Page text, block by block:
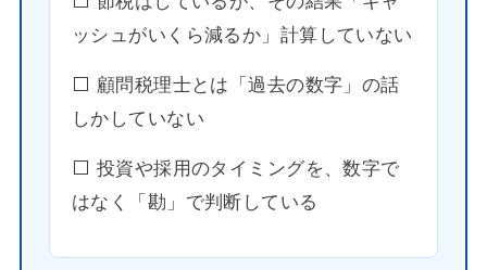
ッシュがいくら減るか」計算していない
⬜️ 顧問税理士とは「過去の数字」の話
しかしていない
⬜️ 投資や採用のタイミングを、数字で
はなく「勘」で判断している